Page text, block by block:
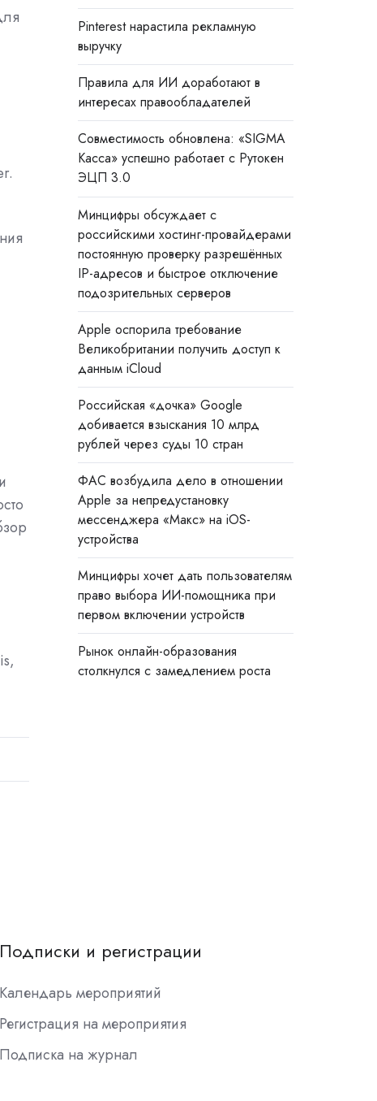
Pinterest нарастила рекламную
выручку
Правила для ИИ доработают в
интересах правообладателей
Совместимость обновлена: «SIGMA
Касса» успешно работает с Рутокен
ЭЦП 3.0
Минцифры обсуждает с
российскими хостинг-провайдерами
постоянную проверку разрешённых
IP-адресов и быстрое отключение
подозрительных серверов
Apple оспорила требование
Великобритании получить доступ к
данным iCloud
Российская «дочка» Google
добивается взыскания 10 млрд
рублей через суды 10 стран
ФАС возбудила дело в отношении
Apple за непредустановку
мессенджера «Макс» на iOS-
устройства
Минцифры хочет дать пользователям
право выбора ИИ-помощника при
первом включении устройств
Рынок онлайн-образования
столкнулся с замедлением роста
Подписки и регистрации
Календарь мероприятий
Регистрация на мероприятия
Подписка на журнал